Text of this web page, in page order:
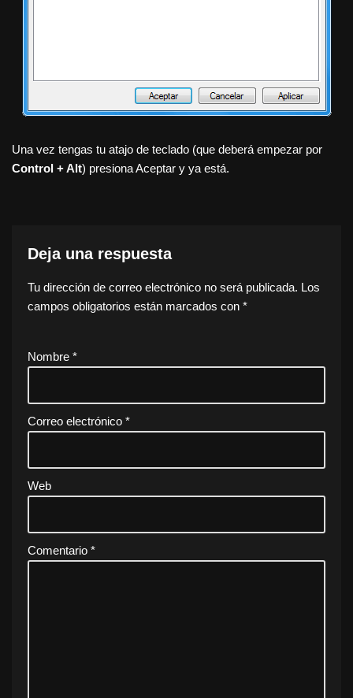
Una vez tengas tu atajo de teclado (que deberá empezar por
Control + Alt) presiona Aceptar y ya está.
Deja una respuesta
Tu dirección de correo electrónico no será publicada. Los
campos obligatorios están marcados con *
Nombre *
Correo electrónico *
Web
Comentario *